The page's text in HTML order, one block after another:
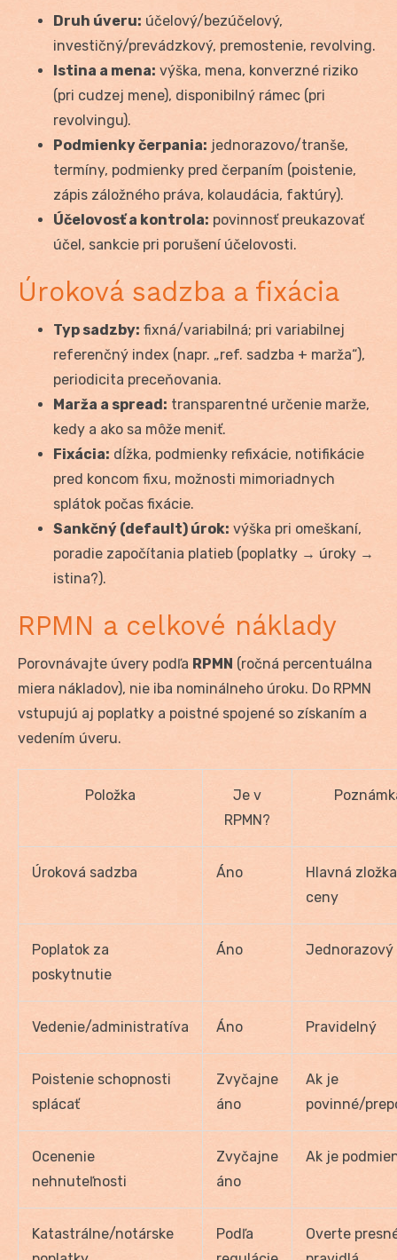
Druh úveru: účelový/bezúčelový,
investičný/prevádzkový, premostenie, revolving.
Istina a mena: výška, mena, konverzné riziko
(pri cudzej mene), disponibilný rámec (pri
revolvingu).
Podmienky čerpania: jednorazovo/tranše,
termíny, podmienky pred čerpaním (poistenie,
zápis záložného práva, kolaudácia, faktúry).
Účelovosť a kontrola: povinnosť preukazovať
účel, sankcie pri porušení účelovosti.
Úroková sadzba a fixácia
Typ sadzby: fixná/variabilná; pri variabilnej
referenčný index (napr. „ref. sadzba + marža“),
periodicita preceňovania.
Marža a spread: transparentné určenie marže,
kedy a ako sa môže meniť.
Fixácia: dĺžka, podmienky refixácie, notifikácie
pred koncom fixu, možnosti mimoriadnych
splátok počas fixácie.
Sankčný (default) úrok: výška pri omeškaní,
poradie započítania platieb (poplatky → úroky →
istina?).
RPMN a celkové náklady
Porovnávajte úvery podľa RPMN (ročná percentuálna
miera nákladov), nie iba nominálneho úroku. Do RPMN
vstupujú aj poplatky a poistné spojené so získaním a
vedením úveru.
Položka
Je v
RPMN?
Úroková sadzba Áno
Hlavná zložka
ceny
Poplatok za
poskytnutie
Áno Jednorazový
Vedenie/administratíva Áno Pravidelný
Poistenie schopnosti
splácať
Zvyčajne
áno
Ak je
povinné/
Ocenenie
nehnuteľnosti
Zvyčajne
áno
Ak je
Katastrálne/notárske
Podľa
Overte